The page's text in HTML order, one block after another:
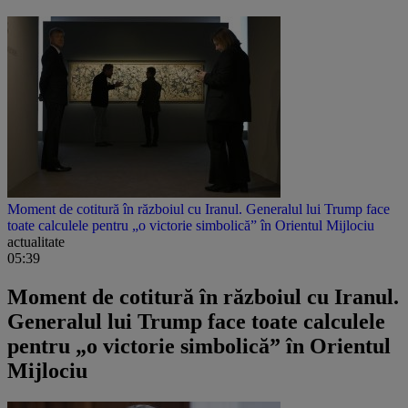
Moment de cotitură în războiul cu Iranul. Generalul lui Trump face
toate calculele pentru „o victorie simbolică” în Orientul Mijlociu
actualitate
05:39
Moment de cotitură în războiul cu Iranul.
Generalul lui Trump face toate calculele
pentru „o victorie simbolică” în Orientul
Mijlociu